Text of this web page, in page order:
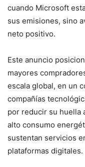
cuando Microsoft
sus emisiones, sino
neto positivo.
Este anuncio
mayores
escala global, en un
compañías
por reducir su huella
alto consumo
sustentan servicios
plataformas digitales.